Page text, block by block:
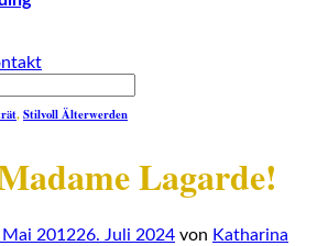
,Stilvoll Älterwerden
Lagarde!
Mai 201226. Juli 2024 von Katharina